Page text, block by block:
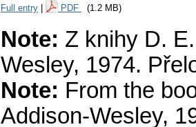
Full entry PDF (1.2 MB)
Note: Z knihy D.
Wesley, 1974.
Note: From the
Addison-Wesley,